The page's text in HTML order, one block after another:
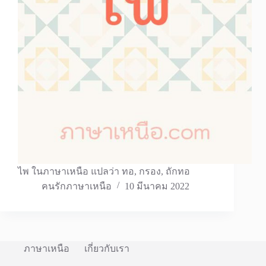
ไพ ในภาษาเหนือ แปลว่า ทอ, กรอง, ถักทอ
คนรักภาษาเหนือ
10 มีนาคม 2022
ภาษาเหนือ เกี่ยวกับเรา